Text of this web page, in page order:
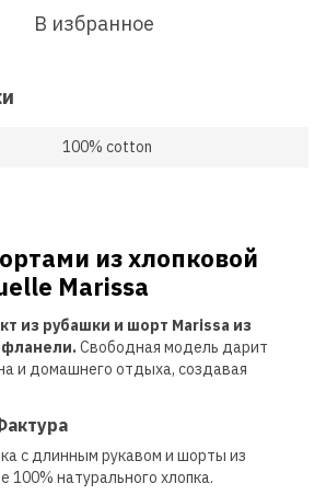
В избранное
100% cotton
из хлопковой
Marissa
из рубашки и шорт Marissa из
фланели.Свободная модель дарит
и домашнего отдыха, создавая
с длинным рукавом и шорты из
100% натурального хлопка.